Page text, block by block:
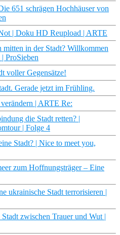
651 schrägen Hochhäuser von
| Doku HD Reupload | ARTE
mitten in der Stadt? Willkommen
ProSieben
voller Gegensätze!
Gerade jetzt im Frühling.
| ARTE Re:
die Stadt retten? |
| Folge 4
Stadt? | Nice to meet you,
zum Hoffnungsträger – Eine
ukrainische Stadt terrorisieren |
zwischen Trauer und Wut |